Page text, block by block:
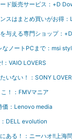
ド販売サービス：+D
スはまとめ買いがお得：
与える専門ショップ：
なノートPCまで：msi
VAIO LOVERS
いない！：SONY
！：FMVマニア
価：Lenovo media
DELL evolution
ある！：ニーハオ!!上海